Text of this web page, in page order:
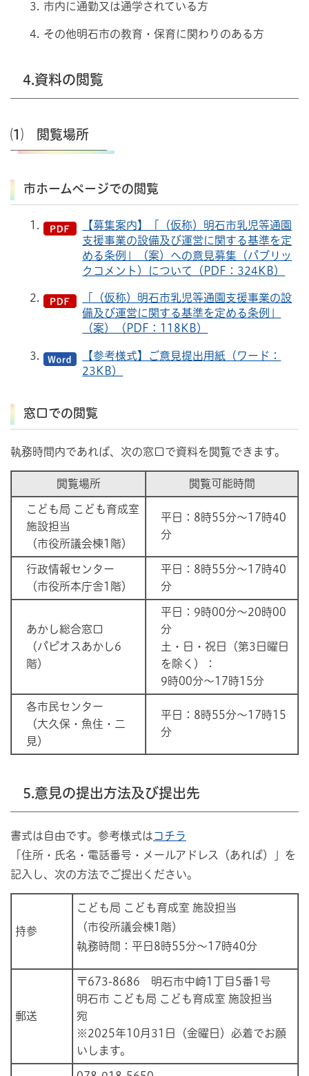
市内に通勤又は通学されている方
その他明石市の教育・保育に関わりのある方
4.資料の閲覧
⑴ 閲覧場所
市ホームページでの閲覧
【募集案内】「（仮称）明石市乳児等通園
支援事業の設備及び運営に関する基準を定
める条例」（案）への意見募集（パブリッ
クコメント）について（PDF：324KB）
「（仮称）明石市乳児等通園支援事業の設
備及び運営に関する基準を定める条例」
（案）（PDF：118KB）
【参考様式】ご意見提出用紙（ワード：
23KB）
窓口での閲覧
執務時間内であれば、次の窓口で資料を閲覧できます。
閲覧場所 閲覧可能時間
こども局 こども育成室
施設担当
（市役所議会棟1階）
平日：8時55分～17時40
分
行政情報センター
（市役所本庁舎1階）
平日：8時55分～17時40
分
あかし総合窓口
（パピオスあかし6
階）
平日：9時00分～20時00
分
土・日・祝日（第3日曜日
を除く）：
9時00分～17時15分
各市民センター
（大久保・魚住・二
見）
平日：8時55分～17時15
分
5.意見の提出方法及び提出先
書式は自由です。参考様式はコチラ
「住所・氏名・電話番号・メールアドレス（あれば）」を
記入し、次の方法でご提出ください。
持参
こども局 こども育成室 施設担当
（市役所議会棟1階）
執務時間：平日8時55分～17時40分
郵送
〒673-8686 明石市中崎1丁目5番1号
明石市 こども局 こども育成室 施設担当
宛
※2025年10月31日（金曜日）必着でお願
いします。